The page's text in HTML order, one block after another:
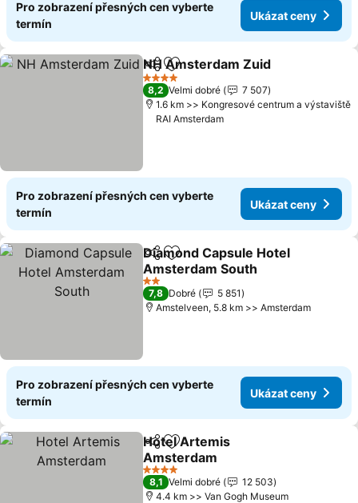
Pro zobrazení přesných cen vyberte
termín
Ukázat ceny
SdíletPřidat na seznam oblíbených
NH Amsterdam Zuid
4 Počet hvězdiček
8,2 Velmi dobré
7 507
1.6 km >> Kongresové centrum a výstaviště
RAI Amsterdam
Pro zobrazení přesných cen vyberte
termín
Ukázat ceny
SdíletPřidat na seznam oblíbených
Diamond Capsule Hotel
Amsterdam South
2 Počet hvězdiček
7,8 Dobré
5 851
Amstelveen, 5.8 km >> Amsterdam
Pro zobrazení přesných cen vyberte
termín
Ukázat ceny
SdíletPřidat na seznam oblíbených
Hotel Artemis
Amsterdam
4 Počet hvězdiček
8,1 Velmi dobré
12 503
4.4 km >> Van Gogh Museum